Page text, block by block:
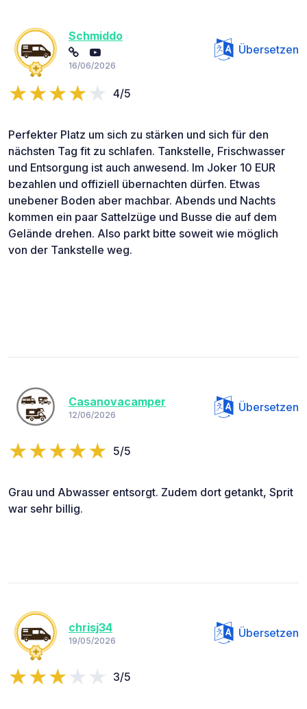
Schmiddo
16/06/2026
Übersetzen
4/5
Perfekter Platz um sich zu stärken und sich für den
nächsten Tag fit zu schlafen. Tankstelle, Frischwasser
und Entsorgung ist auch anwesend. Im Joker 10 EUR
bezahlen und offiziell übernachten dürfen. Etwas
unebener Boden aber machbar. Abends und Nachts
kommen ein paar Sattelzüge und Busse die auf dem
Gelände drehen. Also parkt bitte soweit wie möglich
von der Tankstelle weg.
Casanovacamper
12/06/2026
Übersetzen
5/5
Grau und Abwasser entsorgt. Zudem dort getankt, Sprit
war sehr billig.
chrisj34
19/05/2026
Übersetzen
3/5